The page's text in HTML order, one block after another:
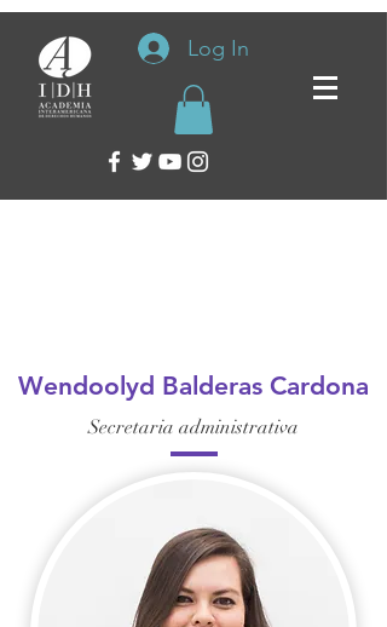
Log In
Wendoolyd Balderas Cardona
Secretaria administrativa